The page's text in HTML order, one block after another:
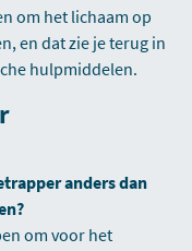
om het lichaam op
en dat zie je terug in
hulpmiddelen.
anders dan
om voor het